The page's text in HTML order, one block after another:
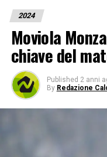
2024
Moviola
chiave del
Published 2 anni
By Redazione